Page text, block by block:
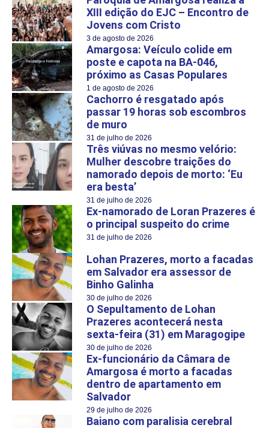
XIII edição do EJC – Encontro de
Jovens com Cristo
3 de agosto de 2026
Amargosa: Veículo colide em
poste e capota na BA-046,
próximo as Casas Populares
1 de agosto de 2026
Cachorro é resgatado após
passar 19 horas sob escombros
de muro
31 de julho de 2026
Três viúvas no mesmo velório:
Mulher descobre traições do
namorado depois de morto: ‘Eu
era besta’
31 de julho de 2026
Ex-namorado de Loran Prazeres é
o principal suspeito do crime
31 de julho de 2026
Lohan Prazeres, morto a facadas
em Salvador era assessor de
Binho Galinha
30 de julho de 2026
O Sepultamento de Lohan
Prazeres acontecerá nesta
sexta-feira (31) em Maragogipe
30 de julho de 2026
Ex-funcionário da Câmara de
Amargosa é morto a facadas
dentro de apartamento em
Salvador
29 de julho de 2026
Baiano com paralisia cerebral